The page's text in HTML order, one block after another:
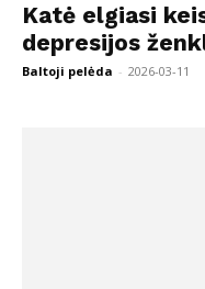
Katė elgiasi
depresijos
Baltoji pelėda - 2026-03-11